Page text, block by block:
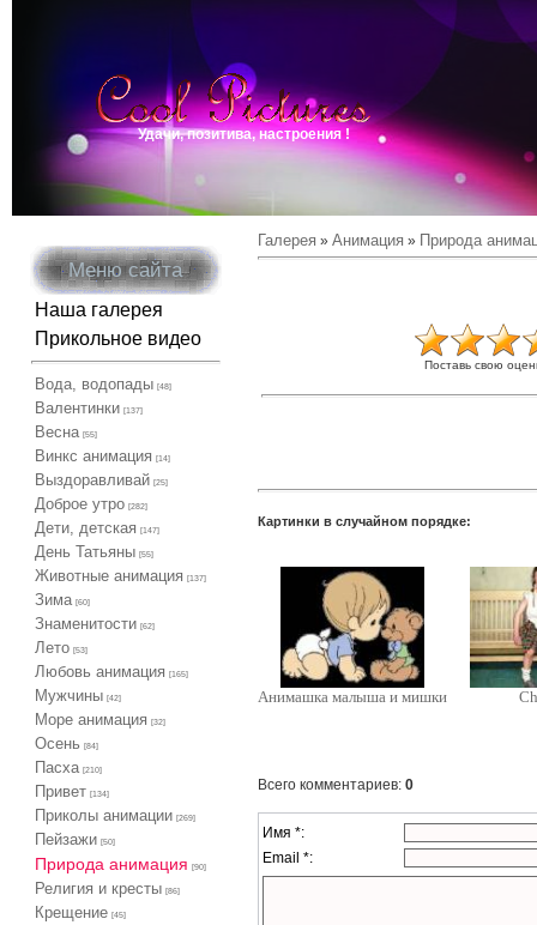
Удачи, позитива, настроения !
Меню сайта
Наша галерея
Прикольное видео
Вода, водопады [48]
Валентинки [137]
Весна [55]
Винкс анимация [14]
Выздоравливай [25]
Доброе утро [282]
Дети, детская [147]
День Татьяны [55]
Животные анимация [137]
Зима [60]
Знаменитости [62]
Лето [53]
Любовь анимация [165]
Мужчины [42]
Море анимация [32]
Осень [84]
Пасха [210]
Привет [134]
Приколы анимации [269]
Пейзажи [50]
Природа анимация [90]
Религия и кресты [86]
Крещение [45]
Галерея » Анимация » Природа
Поставь свою
Картинки в случайном порядке:
Анимашка малыша и мишки
Всего комментариев: 0
Имя *:
Email *: